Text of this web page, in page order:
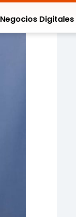
Negocios Digitales